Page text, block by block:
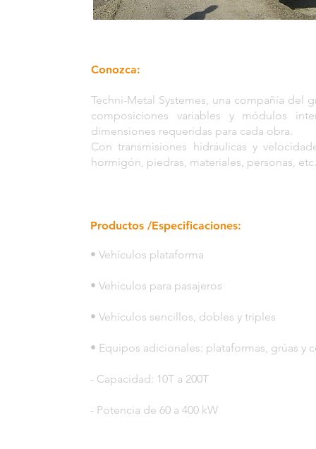
Conozca:
Techni-Metal Systemes, una compañía del
composiciones variables y módulos
dimensiones requeridas para cada obra.
Con transmisiones hidráulicas y
hormigón, piedras, materiales, personas,
Productos /Especificaciones:
• Vehículos plataforma
• Vehículos para pasajeros
• Vehículos sencillos, dobles y triples
• Equipos adicionales: plataformas, grúas y
- Capacidad: 10T a 200T
- Potencia de 60 a 400 kW